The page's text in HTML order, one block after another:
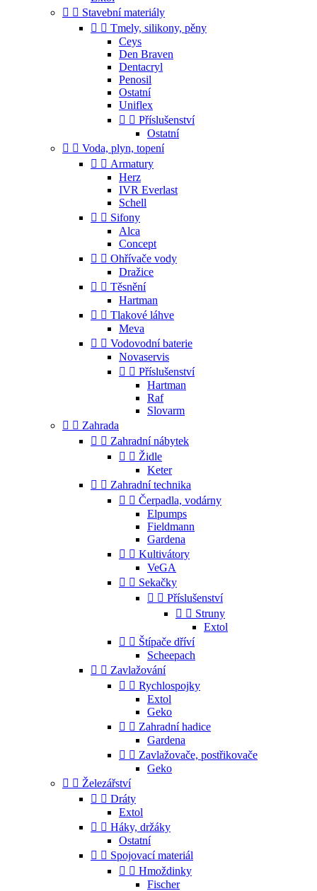
  Stavební materiály
  Tmely, silikony, pěny
Ceys
Den Braven
Dentacryl
Penosil
Ostatní
Uniflex
  Příslušenství
Ostatní
  Voda, plyn, topení
  Armatury
Herz
IVR Everlast
Schell
  Sifony
Alca
Concept
  Ohřívače vody
Dražice
  Těsnění
Hartman
  Tlakové láhve
Meva
  Vodovodní baterie
Novaservis
  Příslušenství
Hartman
Raf
Slovarm
  Zahrada
  Zahradní nábytek
  Židle
Keter
  Zahradní technika
  Čerpadla, vodárny
Elpumps
Fieldmann
Gardena
  Kultivátory
VeGA
  Sekačky
  Příslušenství
  Struny
Extol
  Štípače dříví
Scheepach
  Zavlažování
  Rychlospojky
Extol
Geko
  Zahradní hadice
Gardena
  Zavlažovače, postřikovače
Geko
  Železářství
  Dráty
Extol
  Háky, držáky
Ostatní
  Spojovací materiál
  Hmoždinky
Fischer